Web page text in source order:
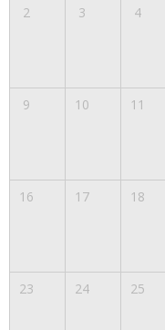
2 3 4
9 10 11
16 17 18
23 24 25